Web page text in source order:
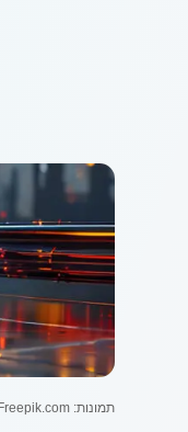
תמונות: Freepik.com